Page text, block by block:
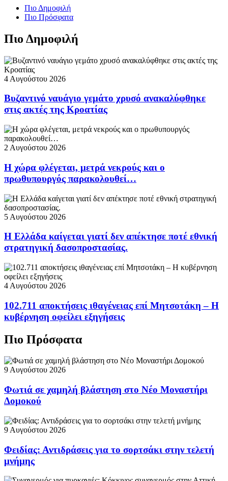
Πιο Δημοφιλή
Πιο Πρόσφατα
Πιο Δημοφιλή
4 Αυγούστου 2026
Βυζαντινό ναυάγιο γεμάτο χρυσό ανακαλύφθηκε
στις ακτές της Κροατίας
2 Αυγούστου 2026
Η χώρα φλέγεται, μετρά νεκρούς και ο
πρωθυπουργός παρακολουθεί…
5 Αυγούστου 2026
Η Ελλάδα καίγεται γιατί δεν απέκτησε ποτέ εθνική
στρατηγική δασοπροστασίας.
4 Αυγούστου 2026
102.711 αποκτήσεις ιθαγένειας επί Μητσοτάκη – Η
κυβέρνηση οφείλει εξηγήσεις
Πιο Πρόσφατα
9 Αυγούστου 2026
Φωτιά σε χαμηλή βλάστηση στο Νέο Μοναστήρι
Δομοκού
9 Αυγούστου 2026
Φειδίας: Αντιδράσεις για το σορτσάκι στην τελετή
μνήμης